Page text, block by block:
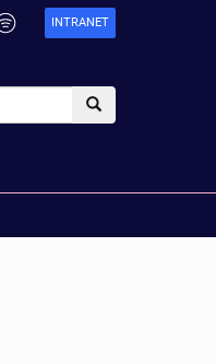
INTRANET